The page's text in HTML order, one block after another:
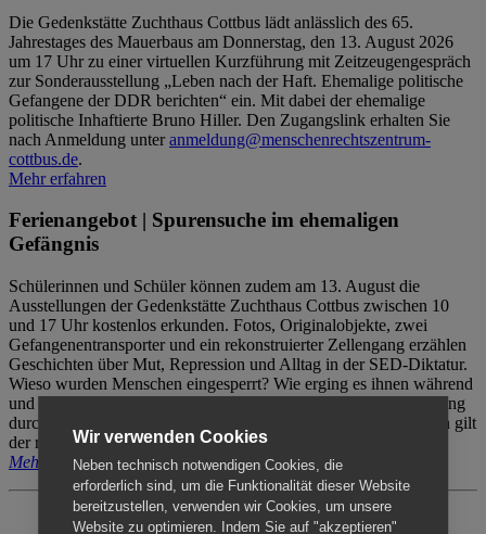
Die Gedenkstätte Zuchthaus Cottbus lädt anlässlich des 65.
Jahrestages des Mauerbaus am Donnerstag, den 13. August 2026
um 17 Uhr zu einer virtuellen Kurzführung mit Zeitzeugengespräch
zur Sonderausstellung „Leben nach der Haft. Ehemalige politische
Gefangene der DDR berichten“ ein. Mit dabei der ehemalige
politische Inhaftierte Bruno Hiller. Den Zugangslink erhalten Sie
nach Anmeldung unteranmeldung@menschenrechtszentrum-
cottbus.de.
Mehr erfahren
Ferienangebot | Spurensuche im ehemaligen
Gefängnis
Schülerinnen und Schüler können zudem am 13. August die
Ausstellungen der Gedenkstätte Zuchthaus Cottbus zwischen 10
und 17 Uhr kostenlos erkunden. Fotos, Originalobjekte, zwei
Gefangenentransporter und ein rekonstruierter Zellengang erzählen
Geschichten über Mut, Repression und Alltag in der SED-Diktatur.
Wieso wurden Menschen eingesperrt? Wie erging es ihnen während
und nach der Haft? Der Besuch erfolgt individuell ohne Betreuung
durch das Menschenrechtszentrum Cottbus. Für Begleitpersonen gilt
der reguläre Eintritt (8€ / ermäßigt 5€).
Mehr erfahren
Wir verwenden Cookies
Neben technisch notwendigen Cookies, die
erforderlich sind, um die Funktionalität dieser Website
bereitzustellen, verwenden wir Cookies, um unsere
Website zu optimieren. Indem Sie auf "akzeptieren"